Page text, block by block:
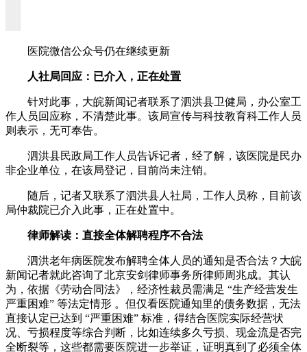
医院微信公众号仍在继续更新
人社局回应：已介入，正在处置
针对此事，大皖新闻记者联系了泗洪县卫健局，办公室工
作人员回应称，不清楚此事。该局宣传与科技教育科工作人员
则表示，无可奉告。
泗洪县民政局工作人员告诉记者，经了解，该医院是民办
非企业单位，在该局登记，目前尚未注销。
随后，记者又联系了泗洪县人社局，工作人员称，目前该
局仲裁院已介入此事，正在处置中。
律师解读：直接全体解聘程序不合法
泗洪老年病医院发布解聘全体人员的通知是否合法？大皖
新闻记者就此咨询了北京安剑律师事务所律师周兆成。其认
为，依据《劳动合同法》，经济性裁员需满足 “生产经营发生
严重困难” 等法定情形 。但仅看医院通知里的债务数据，无法
直接认定已达到 “严重困难” 标准，得结合医院实际经营状
况、亏损程度等综合判断，比如连续多久亏损、现金流是否完
全断裂等，这些都需要医院进一步举证，证明真到了必须全体